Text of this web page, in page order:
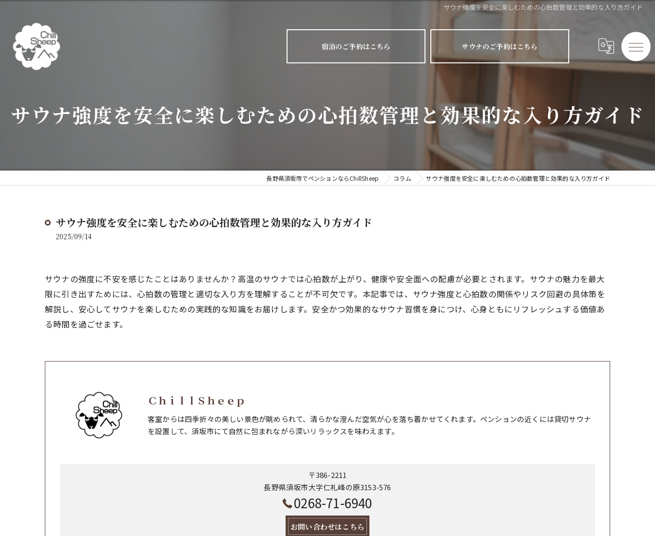
サウナ強度を安全に楽しむための心拍数管理と効果的な入り方ガイド
宿泊のご予約はこちら サウナのご予約はこちら
サウナ強度を安全に楽しむための心拍数管理と効果的な入り方ガイド
長野県須坂市でペンションならChillSheep コラム サウナ強度を安全に楽しむための心拍数管理と効果的な入り方ガイド
サウナ強度を安全に楽しむための心拍数管理と効果的な入り方ガイド
2025/09/14
サウナの強度に不安を感じたことはありませんか？高温のサウナでは心拍数が上がり、健康や安全面への配慮が必要とされます。サウナの魅力を最大
限に引き出すためには、心拍数の管理と適切な入り方を理解することが不可欠です。本記事では、サウナ強度と心拍数の関係やリスク回避の具体策を
解説し、安心してサウナを楽しむための実践的な知識をお届けします。安全かつ効果的なサウナ習慣を身につけ、心身ともにリフレッシュする価値あ
る時間を過ごせます。
ＣｈｉｌｌＳｈｅｅｐ
客室からは四季折々の美しい景色が眺められて、清らかな澄んだ空気が心を落ち着かせてくれます。ペンションの近くには貸切サウナ
を設置して、須坂市にて自然に包まれながら深いリラックスを味わえます。
〒386-2211
長野県須坂市大字仁礼峰の原3153-576
0268-71-6940
お問い合わせはこちら